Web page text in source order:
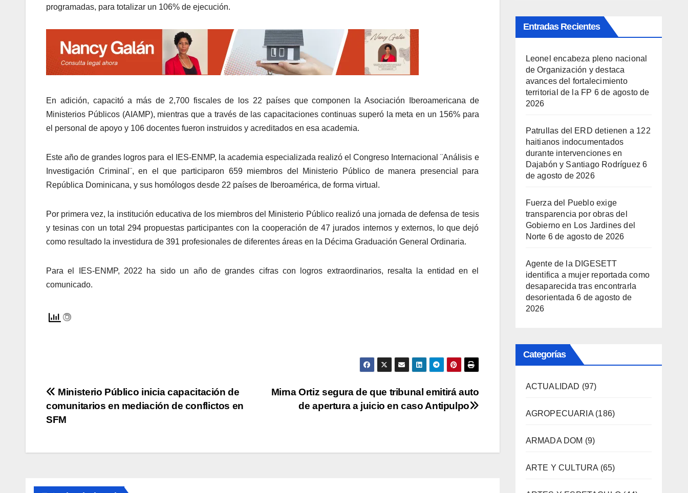
programadas, para totalizar un 106% de ejecución.
En adición, capacitó a más de 2,700 fiscales de los 22 países que componen la Asociación Iberoamericana de
Ministerios Públicos (AIAMP), mientras que a través de las capacitaciones continuas superó la meta en un 156% para
el personal de apoyo y 106 docentes fueron instruidos y acreditados en esa academia.
Este año de grandes logros para el IES-ENMP, la academia especializada realizó el Congreso Internacional ¨Análisis e
Investigación Criminal¨, en el que participaron 659 miembros del Ministerio Público de manera presencial para
República Dominicana, y sus homólogos desde 22 países de Iberoamérica, de forma virtual.
Por primera vez, la institución educativa de los miembros del Ministerio Público realizó una jornada de defensa de tesis
y tesinas con un total 294 propuestas participantes con la cooperación de 47 jurados internos y externos, lo que dejó
como resultado la investidura de 391 profesionales de diferentes áreas en la Décima Graduación General Ordinaria.
Para el IES-ENMP, 2022 ha sido un año de grandes cifras con logros extraordinarios, resalta la entidad en el
comunicado.
Navegación
de
Mirna Ortiz segura de que tribunal emitirá auto
de apertura a juicio en caso Antipulpo
Ministerio Público inicia capacitación de
comunitarios en mediación de conflictos en
SFM
Entradas Recientes
Leonel encabeza pleno nacional
de Organización y destaca
avances del fortalecimiento
territorial de la FP 6 de agosto de
2026
Patrullas del ERD detienen a 122
haitianos indocumentados
durante intervenciones en
Dajabón y Santiago Rodríguez 6
de agosto de 2026
Fuerza del Pueblo exige
transparencia por obras del
Gobierno en Los Jardines del
Norte 6 de agosto de 2026
Agente de la DIGESETT
identifica a mujer reportada como
desaparecida tras encontrarla
desorientada 6 de agosto de
2026
Categorías
ACTUALIDAD (97)
AGROPECUARIA(186)
ARMADA DOM (9)
ARTE Y CULTURA (65)